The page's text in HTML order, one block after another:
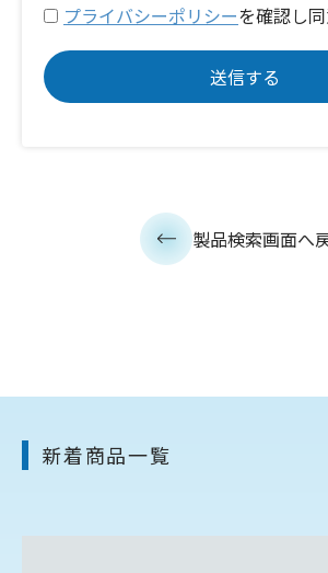
プライバシーポリシーを確認し同
製品検索画面へ
新着商品一覧